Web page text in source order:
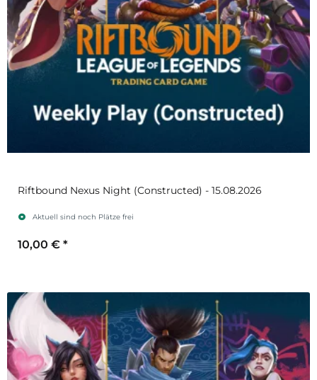
Riftbound Nexus Night (Constructed) - 15.08.2026
Aktuell sind noch Plätze frei
10,00 € *